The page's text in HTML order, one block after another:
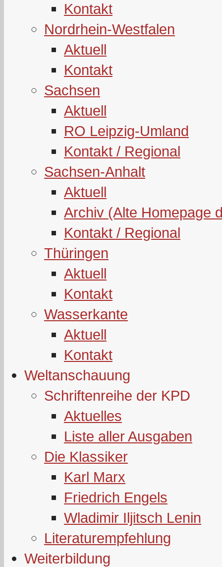
Kontakt
Nordrhein-Westfalen
Aktuell
Kontakt
Sachsen
Aktuell
RO Leipzig-Umland
Kontakt / Regional
Sachsen-Anhalt
Aktuell
Archiv (Alte Homepage
Kontakt / Regional
Thüringen
Aktuell
Kontakt
Wasserkante
Aktuell
Kontakt
Weltanschauung
Schriftenreihe der KPD
Aktuelles
Liste aller Ausgaben
Die Klassiker
Karl Marx
Friedrich Engels
Wladimir Iljitsch Lenin
Literaturempfehlung
Weiterbildung